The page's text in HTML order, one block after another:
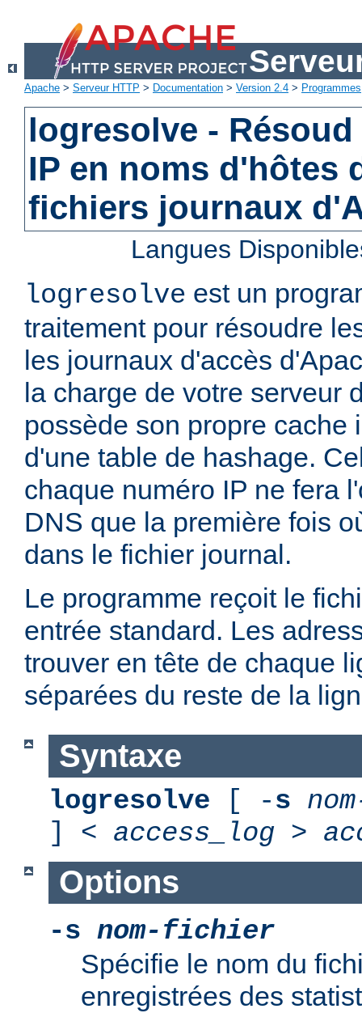
Apache > Serveur HTTP > Documentation > Version 2.4 > Programmes
logresolve -
IP en noms d'hôtes
fichiers journaux
Langues
logresolve est un
traitement pour résoudre
les journaux d'accès
la charge de votre serveur
possède son propre cache
d'une table de hashage.
chaque numéro IP ne fera
DNS que la première fois
dans le fichier journal.
Le programme reçoit le
entrée standard. Les
trouver en tête de chaque
séparées du reste de la
Syntaxe
logresolve [ -s
] < access_log >
Options
-s nom-fichier
Spécifie le nom du
enregistrées des